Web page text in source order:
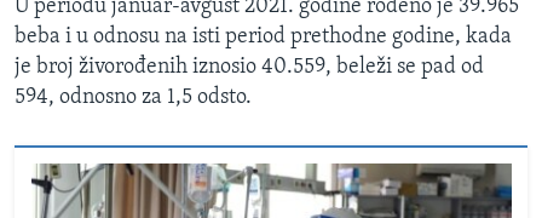
U periodu januar-avgust 2021. godine rođeno je 39.965
beba i u odnosu na isti period prethodne godine, kada
je broj živorođenih iznosio 40.559, beleži se pad od
594, odnosno za 1,5 odsto.